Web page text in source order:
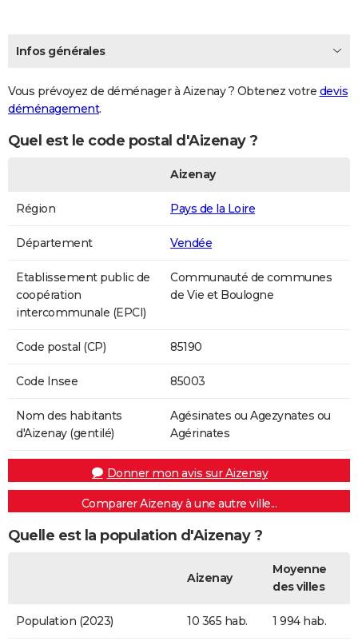
Infos générales
Vous prévoyez de déménager à Aizenay ? Obtenez votre devis
déménagement.
Quel est le code postal d'Aizenay ?
Aizenay
Région Pays de la Loire
Département Vendée
Etablissement public de
coopération
intercommunale (EPCI)
Communauté de communes
de Vie et Boulogne
Code postal (CP) 85190
Code Insee 85003
Nom des habitants
d'Aizenay (gentilé)
Agésinates ou Agezynates ou
Agérinates
Donner mon avis sur Aizenay
Comparer Aizenay à une autre ville...
Quelle est la population d'Aizenay ?
Aizenay
Moyenne
des villes
Population (2023) 10 365 hab. 1 994 hab.